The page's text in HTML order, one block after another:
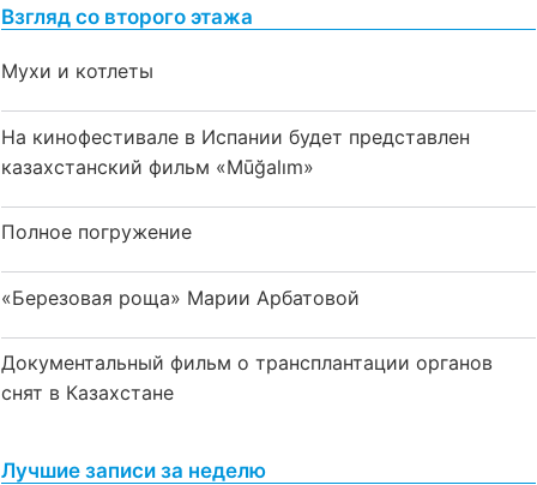
Взгляд со второго этажа
Мухи и котлеты
На кинофестивале в Испании будет представлен
казахстанский фильм «Mūğalım»
Полное погружение
«Березовая роща» Марии Арбатовой
Документальный фильм о трансплантации органов
снят в Казахстане
Лучшие записи за неделю